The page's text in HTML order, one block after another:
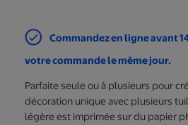
Commandez en ligne avant
votre commande le même jour.
Parfaite seule ou à plusieurs pour
décoration unique avec plusieurs
légère est imprimée sur du papier